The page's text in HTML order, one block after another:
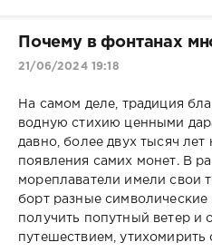
Почему в фонтанах
21/06/2024 19:18
На самом деле, традиция
водную стихию ценными
давно, более двух тысяч лет
появления самих монет. В
мореплаватели имели свои
борт разные
получить попутный ветер и
путешествием, утихомирить